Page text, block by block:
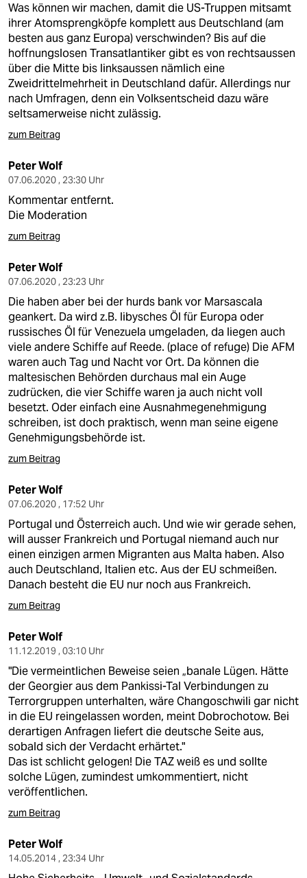
Was können wir machen, damit die US-Truppen mitsamt
ihrer Atomsprengköpfe komplett aus Deutschland (am
besten aus ganz Europa) verschwinden? Bis auf die
hoffnungslosen Transatlantiker gibt es von rechtsaussen
über die Mitte bis linksaussen nämlich eine
Zweidrittelmehrheit in Deutschland dafür. Allerdings nur
nach Umfragen, denn ein Volksentscheid dazu wäre
seltsamerweise nicht zulässig.
zum Beitrag
Peter Wolf
07.06.2020 , 23:30 Uhr
Kommentar entfernt.
Die Moderation
zum Beitrag
Peter Wolf
07.06.2020 , 23:23 Uhr
Die haben aber bei der hurds bank vor Marsascala
geankert. Da wird z.B. libysches Öl für Europa oder
russisches Öl für Venezuela umgeladen, da liegen auch
viele andere Schiffe auf Reede. (place of refuge) Die AFM
waren auch Tag und Nacht vor Ort. Da können die
maltesischen Behörden durchaus mal ein Auge
zudrücken, die vier Schiffe waren ja auch nicht voll
besetzt. Oder einfach eine Ausnahmegenehmigung
schreiben, ist doch praktisch, wenn man seine eigene
Genehmigungsbehörde ist.
zum Beitrag
Peter Wolf
07.06.2020 , 17:52 Uhr
Portugal und Österreich auch. Und wie wir gerade sehen,
will ausser Frankreich und Portugal niemand auch nur
einen einzigen armen Migranten aus Malta haben. Also
auch Deutschland, Italien etc. Aus der EU schmeißen.
Danach besteht die EU nur noch aus Frankreich.
zum Beitrag
Peter Wolf
11.12.2019 , 03:10 Uhr
"Die vermeintlichen Beweise seien „banale Lügen. Hätte
der Georgier aus dem Pankissi-Tal Verbindungen zu
Terrorgruppen unterhalten, wäre Changoschwili gar nicht
in die EU reingelassen worden, meint Dobrochotow. Bei
derartigen Anfragen liefert die deutsche Seite aus,
sobald sich der Verdacht erhärtet."
Das ist schlicht gelogen! Die TAZ weiß es und sollte
solche Lügen, zumindest umkommentiert, nicht
veröffentlichen.
zum Beitrag
Peter Wolf
14.05.2014 , 23:34 Uhr